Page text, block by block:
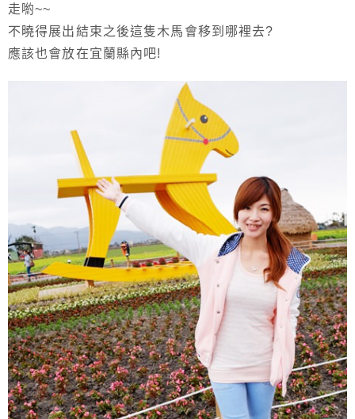
走喲~~
不曉得展出結束之後這隻木馬會移到哪裡去?
應該也會放在宜蘭縣內吧!